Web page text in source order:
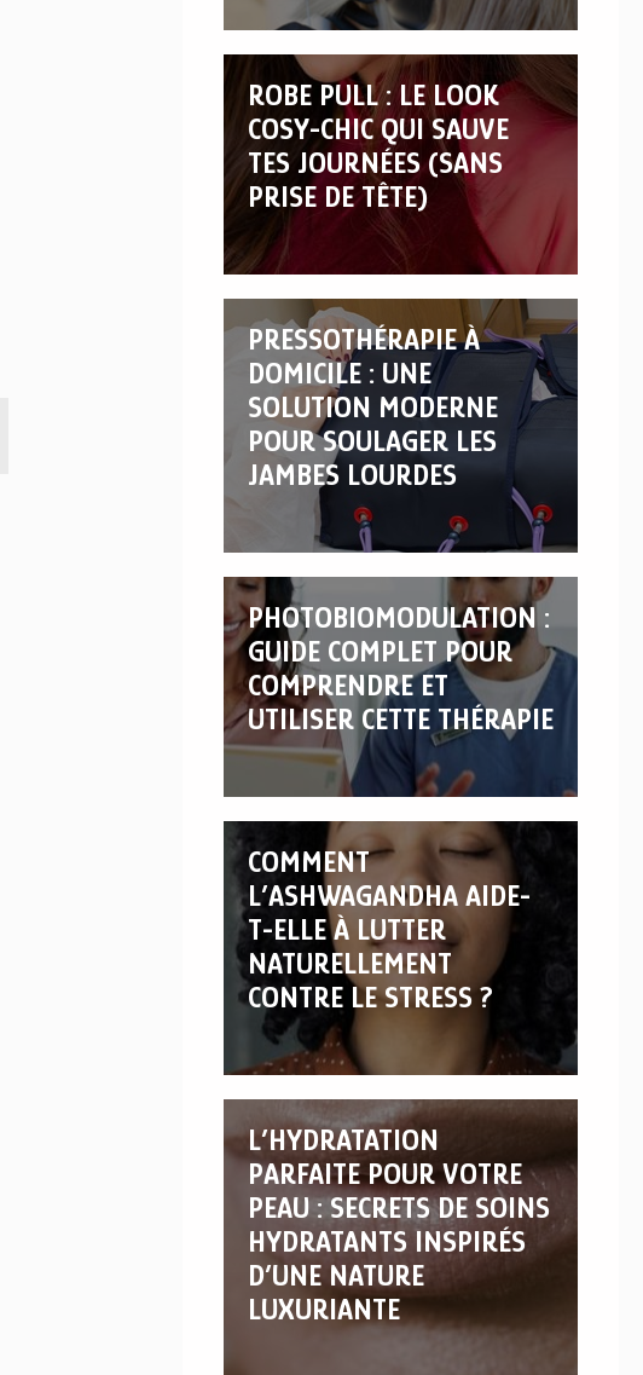
ROBE PULL : LE LOOK
COSY-CHIC QUI SAUVE
TES JOURNÉES (SANS
PRISE DE TÊTE)
PRESSOTHÉRAPIE À
DOMICILE : UNE
SOLUTION MODERNE
POUR SOULAGER LES
JAMBES LOURDES
PHOTOBIOMODULATION :
GUIDE COMPLET POUR
COMPRENDRE ET
UTILISER CETTE THÉRAPIE
COMMENT
L’ASHWAGANDHA AIDE-
T-ELLE À LUTTER
NATURELLEMENT
CONTRE LE STRESS ?
L’HYDRATATION
PARFAITE POUR VOTRE
PEAU : SECRETS DE SOINS
HYDRATANTS INSPIRÉS
D’UNE NATURE
LUXURIANTE